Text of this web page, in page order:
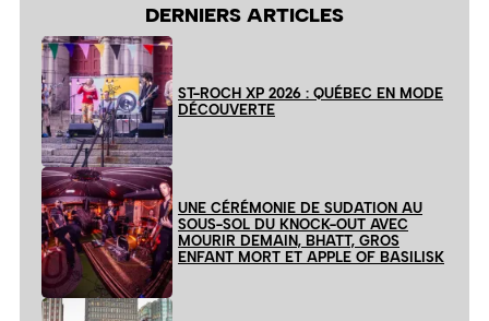
DERNIERS ARTICLES
ST-ROCH XP 2026 : QUÉBEC EN MODE
DÉCOUVERTE
UNE CÉRÉMONIE DE SUDATION AU
SOUS-SOL DU KNOCK-OUT AVEC
MOURIR DEMAIN, BHATT, GROS
ENFANT MORT ET APPLE OF BASILISK